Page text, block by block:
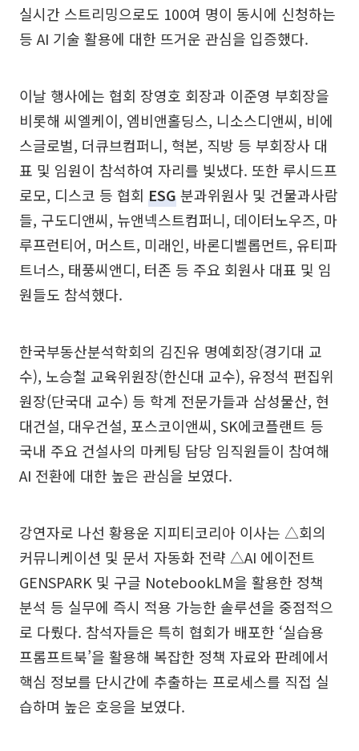
실시간 스트리밍으로도 100여 명이 동시에 신청하는
등 AI 기술 활용에 대한 뜨거운 관심을 입증했다.
이날 행사에는 협회 장영호 회장과 이준영 부회장을
비롯해 씨엘케이, 엠비앤홀딩스, 니소스디앤씨, 비에
스글로벌, 더큐브컴퍼니, 혁본, 직방 등 부회장사 대
표 및 임원이 참석하여 자리를 빛냈다. 또한 루시드프
로모, 디스코 등 협회 ESG분과위원사 및 건물과사람
들, 구도디앤씨, 뉴앤넥스트컴퍼니, 데이터노우즈, 마
루프런티어, 머스트, 미래인, 바론디벨롭먼트, 유티파
트너스, 태풍씨앤디, 터존 등 주요 회원사 대표 및 임
원들도 참석했다.
한국부동산분석학회의 김진유 명예회장(경기대 교
수), 노승철 교육위원장(한신대 교수), 유정석 편집위
원장(단국대 교수) 등 학계 전문가들과 삼성물산, 현
대건설, 대우건설, 포스코이앤씨, SK에코플랜트 등
국내 주요 건설사의 마케팅 담당 임직원들이 참여해
AI 전환에 대한 높은 관심을 보였다.
강연자로 나선 황용운 지피티코리아 이사는 △회의
커뮤니케이션 및 문서 자동화 전략 △AI 에이전트
GENSPARK 및 구글 NotebookLM을 활용한 정책
분석 등 실무에 즉시 적용 가능한 솔루션을 중점적으
로 다뤘다. 참석자들은 특히 협회가 배포한 ‘실습용
프롬프트북’을 활용해 복잡한 정책 자료와 판례에서
핵심 정보를 단시간에 추출하는 프로세스를 직접 실
습하며 높은 호응을 보였다.